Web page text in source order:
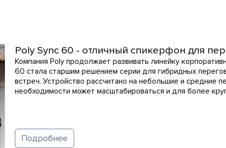
Poly Sync 60 - отличный спикерфон для
Компания Poly продолжает развивать линейку
60 стала старшим решением серии для гибридных
встреч. Устройство рассчитано на небольшие и средние
необходимости может масштабироваться и для более
Подробнее